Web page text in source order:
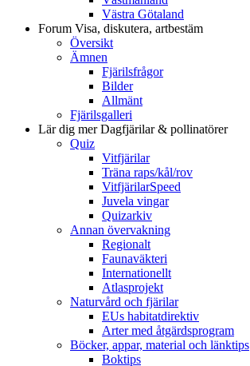
Västra Götaland
Forum Visa, diskutera, artbestäm
Översikt
Ämnen
Fjärilsfrågor
Bilder
Allmänt
Fjärilsgalleri
Lär dig merDagfjärilar & pollinatörer
Quiz
Vitfjärilar
Träna raps/kål/rov
VitfjärilarSpeed
Juvela vingar
Quizarkiv
Annan övervakning
Regionalt
Faunaväkteri
Internationellt
Atlasprojekt
Naturvård och fjärilar
EUs habitatdirektiv
Arter med åtgärdsprogram
Böcker, appar, material och länktips
Boktips